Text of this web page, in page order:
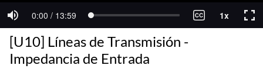
[U10] Líneas de Transmisión -
Impedancia de Entrada